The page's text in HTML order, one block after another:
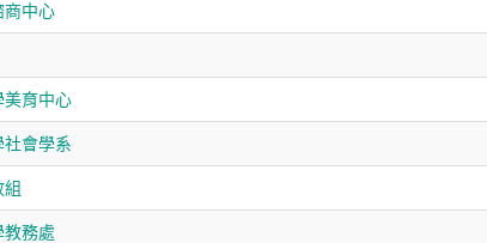
商中心
美育中心
社會學系
教務處